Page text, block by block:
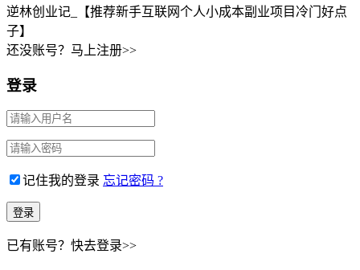
逆林创业记_【推荐新手互联网个人小成本副业项目冷门好点
子】
还没账号？马上注册>>
登录
记住我的登录 忘记密码 ?
已有账号？快去登录>>